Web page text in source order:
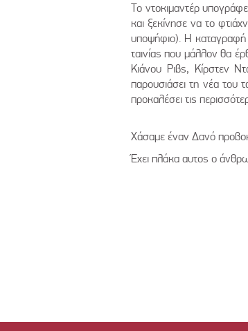
Το ντοκιμαντέρ
και ξεκίνησε να το
υποψήφιο). Η καταγραφή
ταινίας που μάλλον θα
Κιάνου Ριβς, Κίρστεν
παρουσιάσει τη νέα του
προκαλέσει τις
Χάσαμε έναν Δανό
Έχει πλάκα αυτος ο